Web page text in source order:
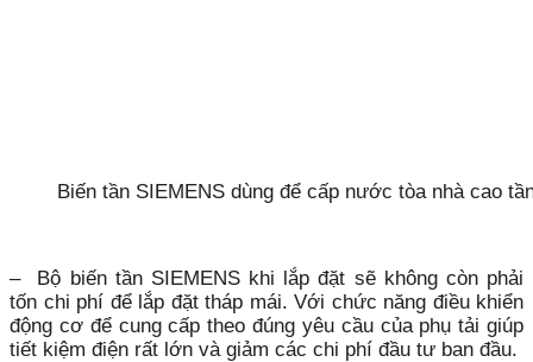
Biến tần SIEMENS dùng để cấp nước tòa nhà cao
– Bộ biến tần SIEMENS khi lắp đặt sẽ không còn phải
tốn chi phí để lắp đặt tháp mái. Với chức năng điều khiển
động cơ để cung cấp theo đúng yêu cầu của phụ tải giúp
tiết kiệm điện rất lớn và giảm các chi phí đầu tư ban đầu.